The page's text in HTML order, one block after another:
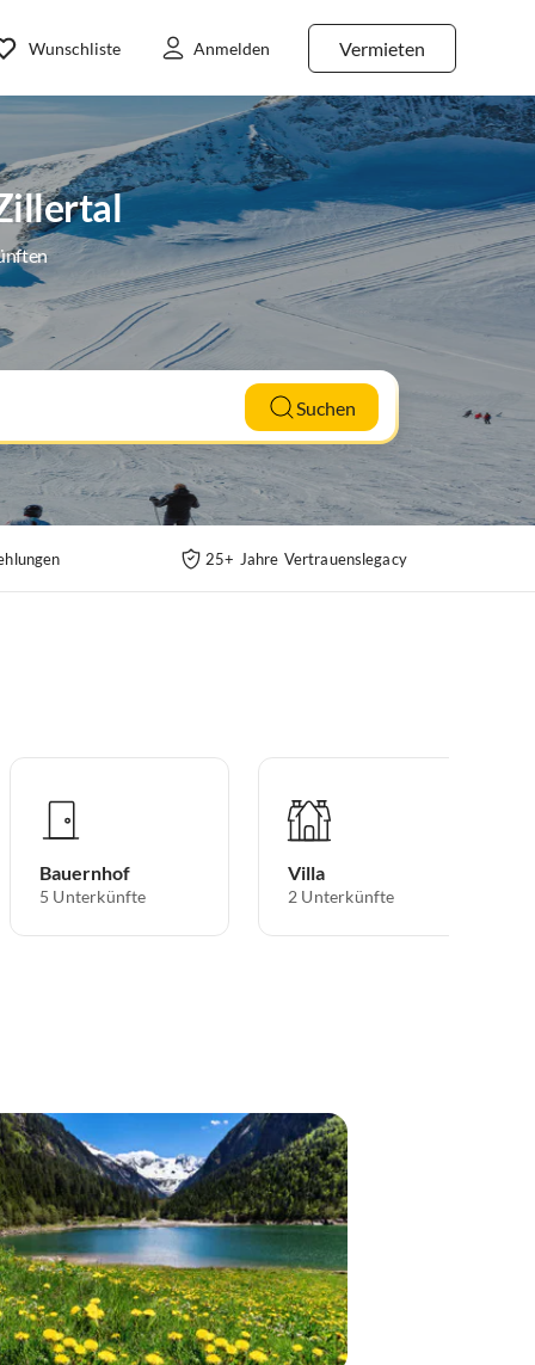
Vermieten
Wunschliste Anmelden
Suchen
25+ Jahre Vertrauenslegacy
Bauernhof
5 Unterkünfte
Villa
2 Unterkünfte